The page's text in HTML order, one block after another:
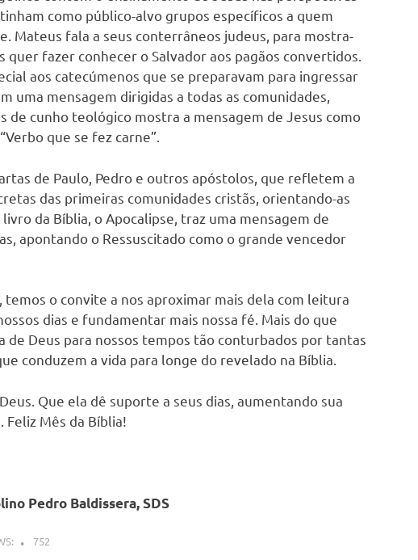
como público-alvo grupos específicos a quem
Mateus fala a seus conterrâneos judeus, para mostra-
quer fazer conhecer o Salvador aos pagãos convertidos.
aos catecúmenos que se preparavam para ingressar
uma mensagem dirigidas a todas as comunidades,
de cunho teológico mostra a mensagem de Jesus como
que se fez carne”.
de Paulo, Pedro e outros apóstolos, que refletem a
das primeiras comunidades cristãs, orientando-as
da Bíblia, o Apocalipse, traz uma mensagem de
apontando o Ressuscitado como o grande vencedor
o convite a nos aproximar mais dela com leitura
dias e fundamentar mais nossa fé. Mais do que
de Deus para nossos tempos tão conturbados por tantas
conduzem a vida para longe do revelado na Bíblia.
Que ela dê suporte a seus dias, aumentando sua
Feliz Mês da Bíblia!
Pedro Baldissera, SDS
752